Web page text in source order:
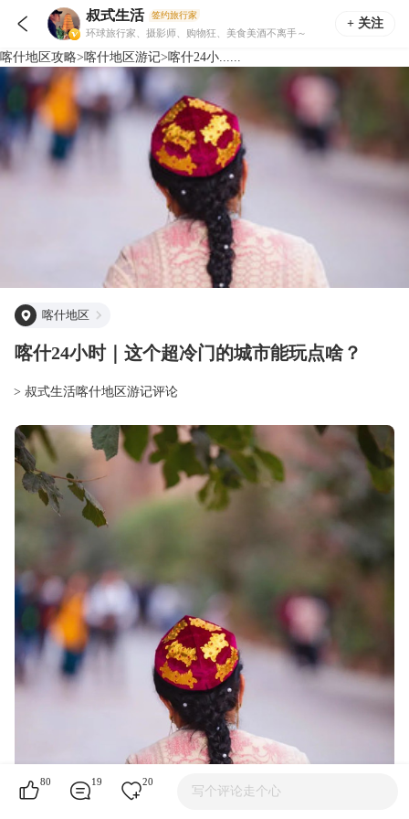
 叔式生活 签约旅行家
环球旅行家、摄影师、购物狂、美食美酒不离手～
+ 关注
喀什地区攻略>喀什地区游记>喀什24小......
喀什地区
喀什24小时｜这个超冷门的城市能玩点啥？
> 叔式生活喀什地区游记评论
80 19 20
写个评论走个心